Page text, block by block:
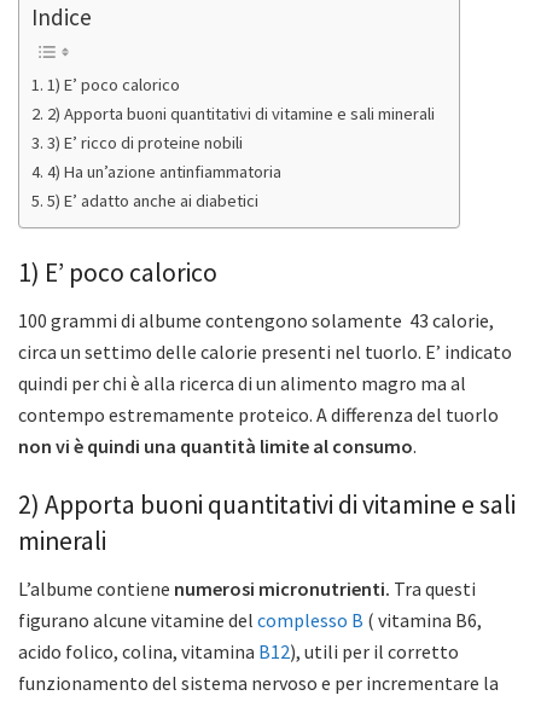
Indice
1) E’ poco calorico
2) Apporta buoni quantitativi di vitamine e sali minerali
3) E’ ricco di proteine nobili
4) Ha un’azione antinfiammatoria
5) E’ adatto anche ai diabetici
1) E’ poco calorico
100 grammi di albume contengono solamente 43 calorie,
circa un settimo delle calorie presenti nel tuorlo. E’ indicato
quindi per chi è alla ricerca di un alimento magro ma al
contempo estremamente proteico. A differenza del tuorlo
non vi è quindi una quantità limite al consumo.
2) Apporta buoni quantitativi di vitamine e sali
minerali
L’albume contiene numerosi micronutrienti. Tra questi
figurano alcune vitamine del complesso B ( vitamina B6,
acido folico, colina, vitamina B12), utili per il corretto
funzionamento del sistema nervoso e per incrementare la